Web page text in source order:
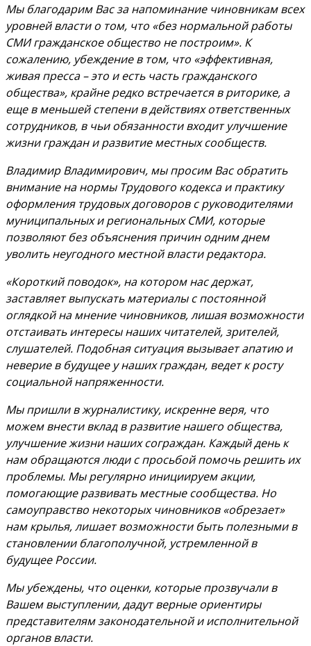
Мы благодарим Вас за напоминание чиновникам всех
уровней власти о том, что «без нормальной работы
СМИ гражданское общество не построим». К
сожалению, убеждение в том, что «эффективная,
живая пресса – это и есть часть гражданского
общества», крайне редко встречается в риторике, а
еще в меньшей степени в действиях ответственных
сотрудников, в чьи обязанности входит улучшение
жизни граждан и развитие местных сообществ.
Владимир Владимирович, мы просим Вас обратить
внимание на нормы Трудового кодекса и практику
оформления трудовых договоров с руководителями
муниципальных и региональных СМИ, которые
позволяют без объяснения причин одним днем
уволить неугодного местной власти редактора.
«Короткий поводок», на котором нас держат,
заставляет выпускать материалы с постоянной
оглядкой на мнение чиновников, лишая возможности
отстаивать интересы наших читателей, зрителей,
слушателей. Подобная ситуация вызывает апатию и
неверие в будущее у наших граждан, ведет к росту
социальной напряженности.
Мы пришли в журналистику, искренне веря, что
можем внести вклад в развитие нашего общества,
улучшение жизни наших сограждан. Каждый день к
нам обращаются люди с просьбой помочь решить их
проблемы. Мы регулярно инициируем акции,
помогающие развивать местные сообщества. Но
самоуправство некоторых чиновников «обрезает»
нам крылья, лишает возможности быть полезными в
становлении благополучной, устремленной в
будущее России.
Мы убеждены, что оценки, которые прозвучали в
Вашем выступлении, дадут верные ориентиры
представителям законодательной и исполнительной
органов власти.